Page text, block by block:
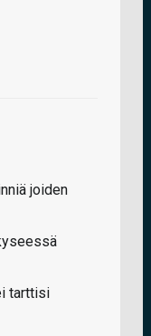
joiden
tarttisi